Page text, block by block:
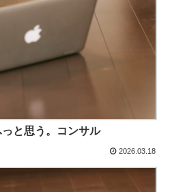
と思う。コンサル
2026.03.18